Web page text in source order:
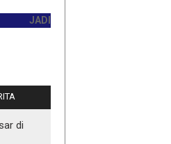
PEMBACA PERTAMA HARI INI
di